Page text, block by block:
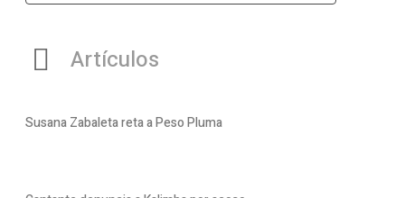
Artículos
Susana Zabaleta reta a Peso Pluma